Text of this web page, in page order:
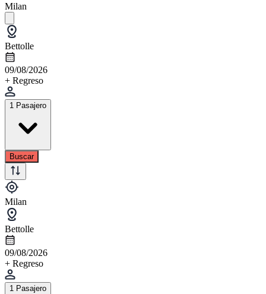
Milan
Bettolle
09/08/2026
+ Regreso
1 Pasajero
Buscar
Milan
Bettolle
09/08/2026
+ Regreso
1 Pasajero